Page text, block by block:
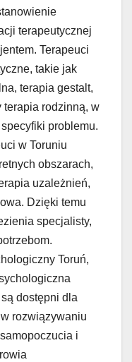
terapeutycznej
Terapeuci
takie jak
terapia gestalt,
terapia rodzinną, w
problemu.
w Toruniu
obszarach,
uzależnień,
Dzięki temu
specjalisty,
Toruń,
dostępni dla
rozwiązywaniu
i